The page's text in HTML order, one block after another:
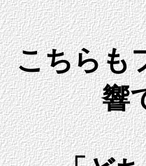
こちらも
響